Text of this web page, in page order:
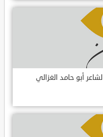
أبو حامد الغزالي